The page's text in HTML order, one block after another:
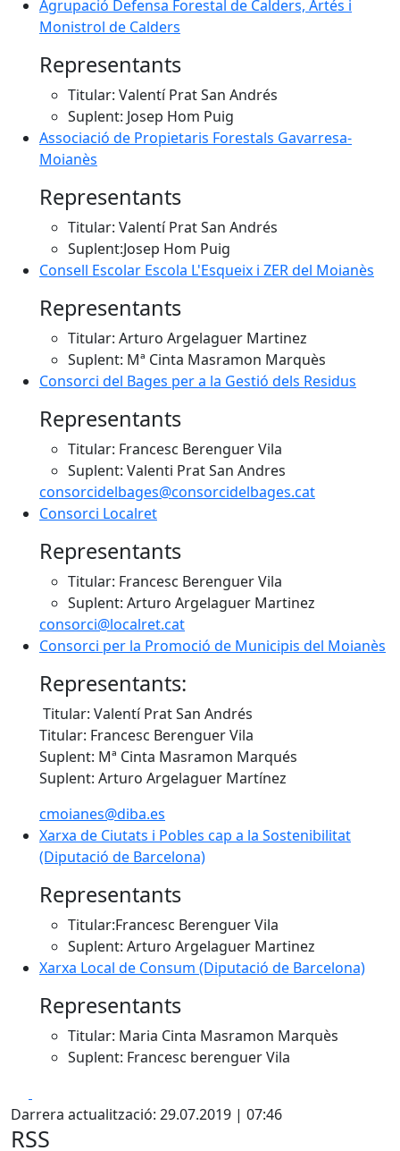
Agrupació Defensa Forestal de Calders, Artés i
Monistrol de Calders
Representants
Titular: Valentí Prat San Andrés
Suplent: Josep Hom Puig
Associació de Propietaris Forestals Gavarresa-
Moianès
Representants
Titular: Valentí Prat San Andrés
Suplent:Josep Hom Puig
Consell Escolar Escola L'Esqueix i ZER del Moianès
Representants
Titular: Arturo Argelaguer Martinez
Suplent: Mª Cinta Masramon Marquès
Consorci del Bages per a la Gestió dels Residus
Representants
Titular: Francesc Berenguer Vila
Suplent: Valenti Prat San Andres
consorcidelbages@consorcidelbages.cat
Consorci Localret
Representants
Titular: Francesc Berenguer Vila
Suplent: Arturo Argelaguer Martinez
consorci@localret.cat
Consorci per la Promoció de Municipis del Moianès
Representants:
Titular: Valentí Prat San Andrés
Titular: Francesc Berenguer Vila
Suplent: Mª Cinta Masramon Marqués
Suplent: Arturo Argelaguer Martínez
cmoianes@diba.es
Xarxa de Ciutats i Pobles cap a la Sostenibilitat
(Diputació de Barcelona)
Representants
Titular:Francesc Berenguer Vila
Suplent: Arturo Argelaguer Martinez
Xarxa Local de Consum (Diputació de Barcelona)
Representants
Titular: Maria Cinta Masramon Marquès
Suplent: Francesc berenguer Vila
Darrera actualització: 29.07.2019 | 07:46
RSS